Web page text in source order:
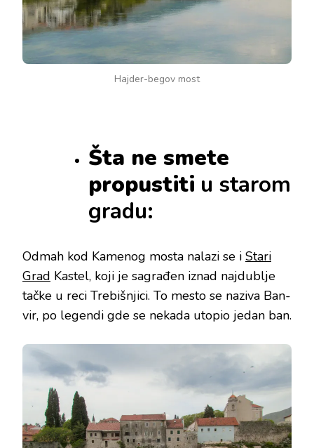
Hajder-begov most
Šta ne smete
propustiti u starom
gradu:
Odmah kod Kamenog mosta nalazi se i Stari
Grad Kastel, koji je sagrađen iznad najdublje
tačke u reci Trebišnjici. To mesto se naziva Ban-
vir, po legendi gde se nekada utopio jedan ban.